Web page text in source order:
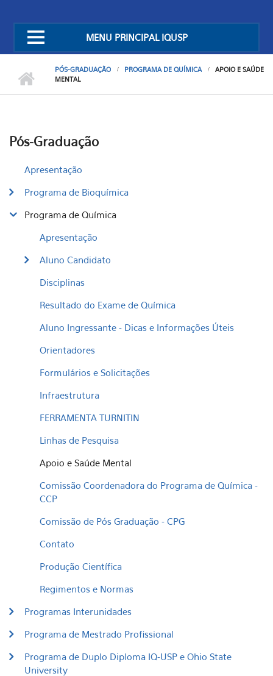
MENU PRINCIPAL IQUSP
PÓS-GRADUAÇÃO PROGRAMA DE QUÍMICA
APOIO E SAÚDE
MENTAL
Pós-Graduação
Apresentação
Programa de Bioquímica
Programa de Química
Apresentação
Aluno Candidato
Disciplinas
Resultado do Exame de Química
Aluno Ingressante - Dicas e Informações Úteis
Orientadores
Formulários e Solicitações
Infraestrutura
FERRAMENTA TURNITIN
Linhas de Pesquisa
Apoio e Saúde Mental
Comissão Coordenadora do Programa de Química -
CCP
Comissão de Pós Graduação - CPG
Contato
Produção Científica
Regimentos e Normas
Programas Interunidades
Programa de Mestrado Profissional
Programa de Duplo Diploma IQ-USP e Ohio State
University